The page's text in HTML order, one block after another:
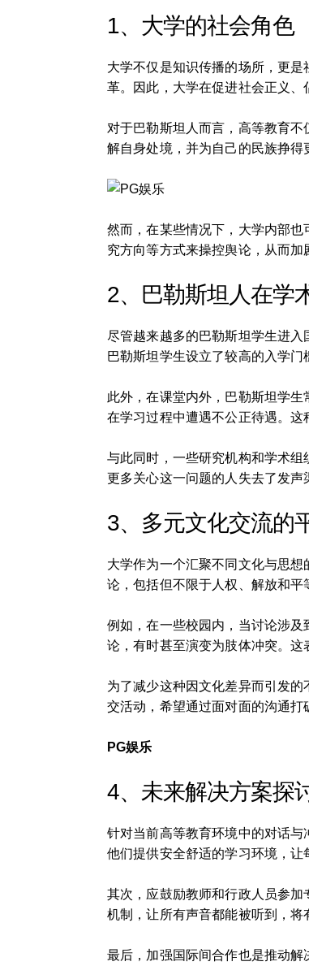
1、大学的社会角色
大学不仅是知识传播的场所，更
革。因此，大学在促进社会正义、
对于巴勒斯坦人而言，高等教育
解自身处境，并为自己的民族挣得
然而，在某些情况下，大学内部
究方向等方式来操控舆论，从而
2、巴勒斯坦人在学
尽管越来越多的巴勒斯坦学生进
巴勒斯坦学生设立了较高的入学
此外，在课堂内外，巴勒斯坦学
在学习过程中遭遇不公正待遇。这
与此同时，一些研究机构和学术
更多关心这一问题的人失去了发声
3、多元文化交流的
大学作为一个汇聚不同文化与思
论，包括但不限于人权、解放和平
例如，在一些校园内，当讨论涉
论，有时甚至演变为肢体冲突。这
为了减少这种因文化差异而引发
交活动，希望通过面对面的沟通打
PG娱乐
4、未来解决方案探
针对当前高等教育环境中的对话
他们提供安全舒适的学习环境，让
其次，应鼓励教师和行政人员参
机制，让所有声音都能被听到，将
最后，加强国际间合作也是推动